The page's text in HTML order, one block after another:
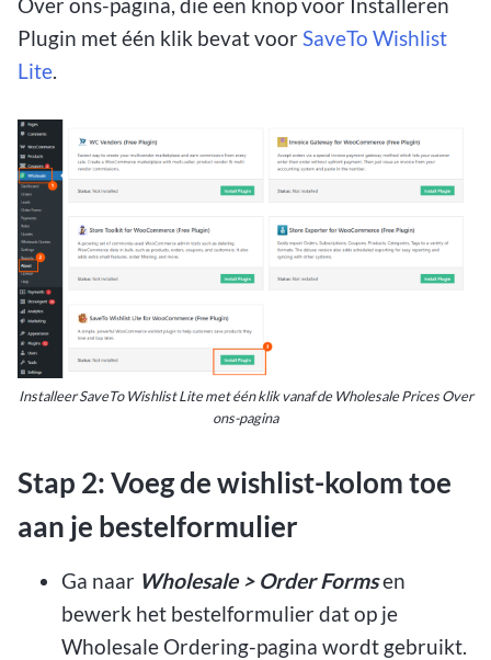
Over ons-pagina, die een knop voor Installeren
Plugin met één klik bevat voorSaveTo Wishlist
Lite.
Installeer SaveTo Wishlist Lite met één klik vanaf de Wholesale Prices Over
ons-pagina
Stap 2: Voeg de wishlist-kolom toe
aan je bestelformulier
Ga naar Wholesale > Order Formsen
bewerk het bestelformulier dat op je
Wholesale Ordering-pagina wordt gebruikt.